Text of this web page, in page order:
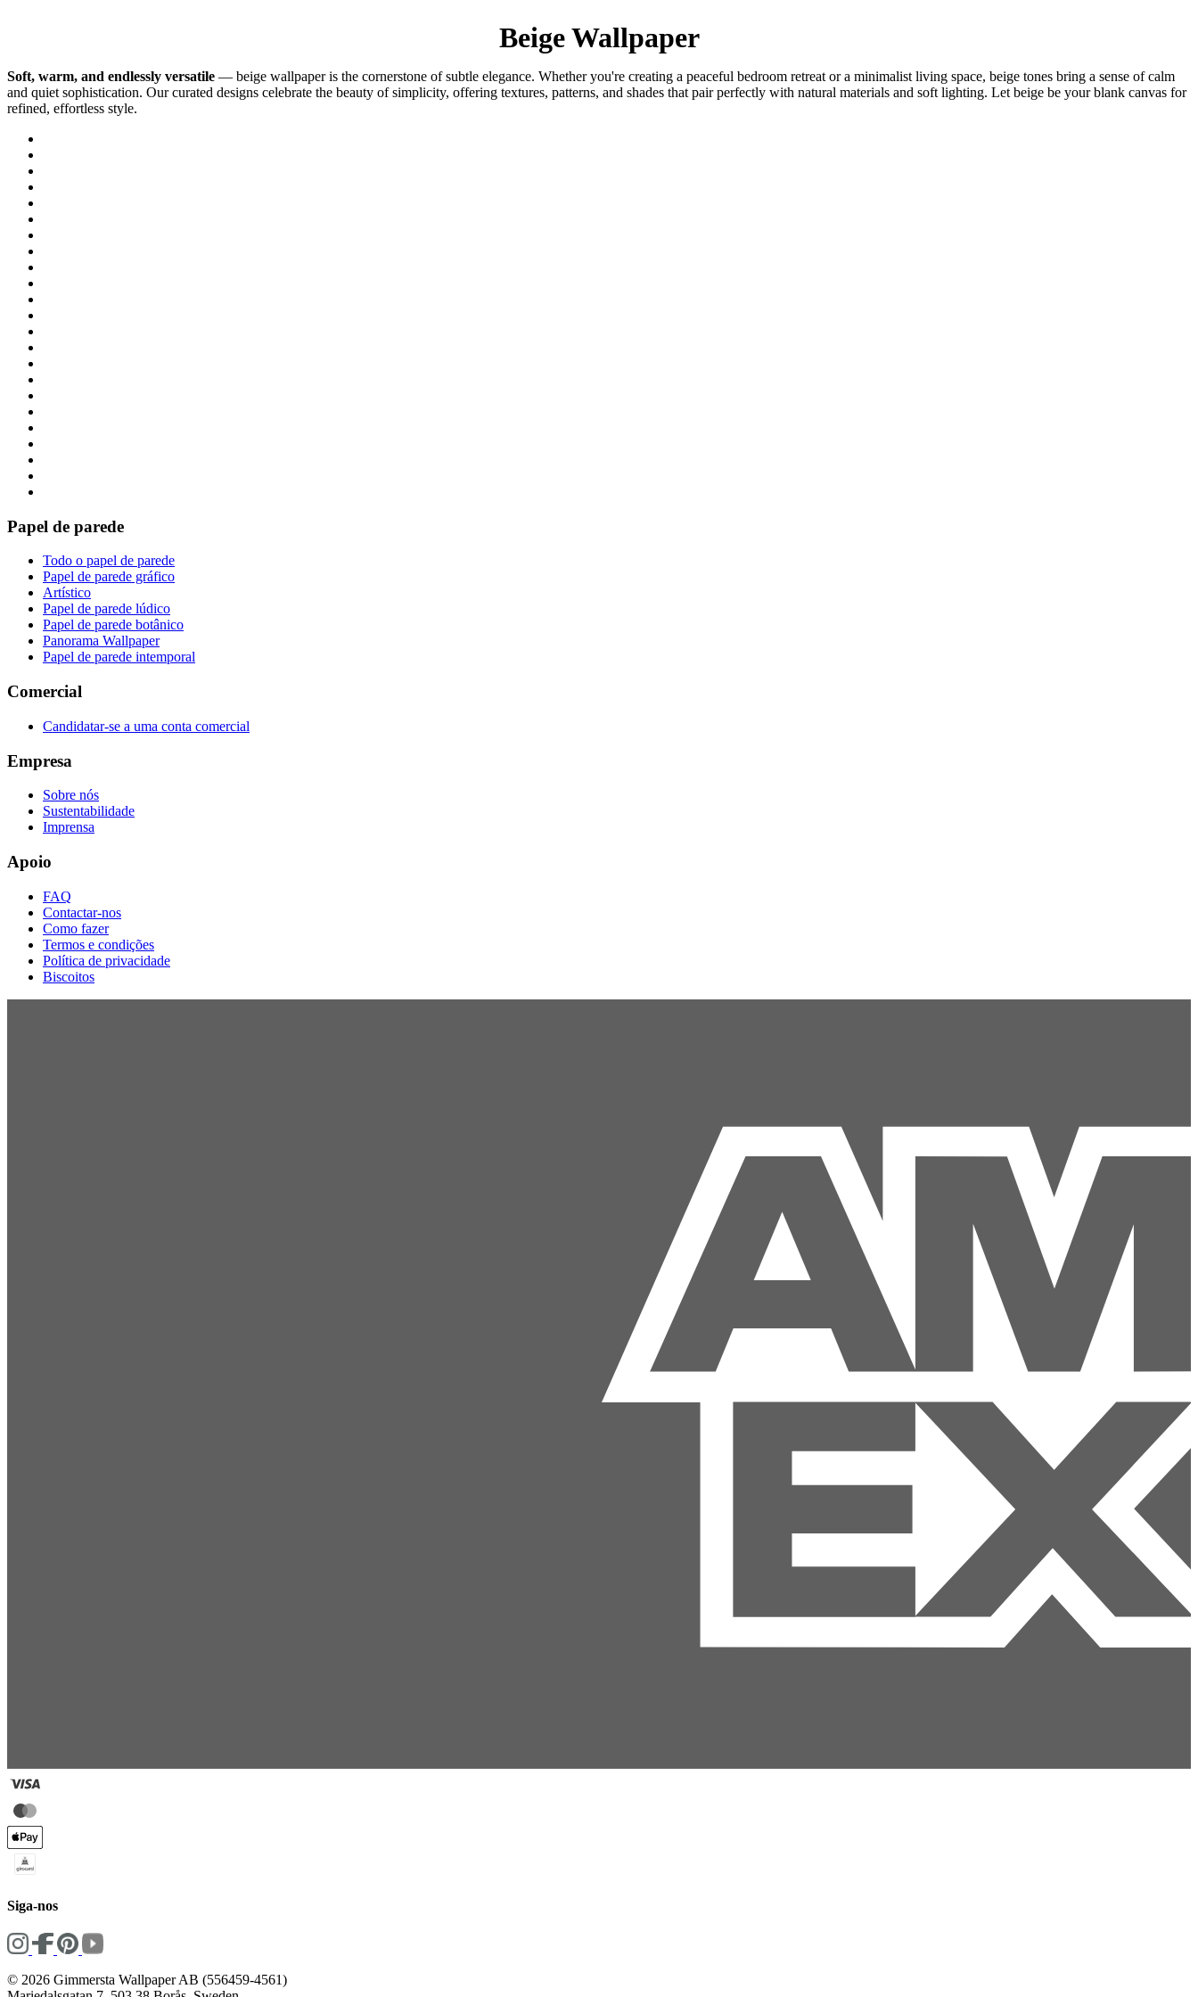
Beige Wallpaper
Soft, warm, and endlessly versatile — beige wallpaper is the cornerstone of subtle elegance. Whether you're creating a peaceful bedroom retreat or a minimalist living space, beige tones bring a sense of calm
and quiet sophistication. Our curated designs celebrate the beauty of simplicity, offering textures, patterns, and shades that pair perfectly with natural materials and soft lighting. Let beige be your blank canvas for
refined, effortless style.
Papel de parede
Todo o papel de parede
Papel de parede gráfico
Artístico
Papel de parede lúdico
Papel de parede botânico
Panorama Wallpaper
Papel de parede intemporal
Comercial
Candidatar-se a uma conta comercial
Empresa
Sobre nós
Sustentabilidade
Imprensa
Apoio
FAQ
Contactar-nos
Como fazer
Termos e condições
Política de privacidade
Biscoitos
Siga-nos
© 2026 Gimmersta Wallpaper AB (556459-4561)